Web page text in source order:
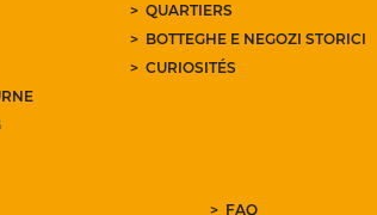
QUARTIERS
BOTTEGHE E NEGOZI STORICI
CURIOSITÉS
FAQ